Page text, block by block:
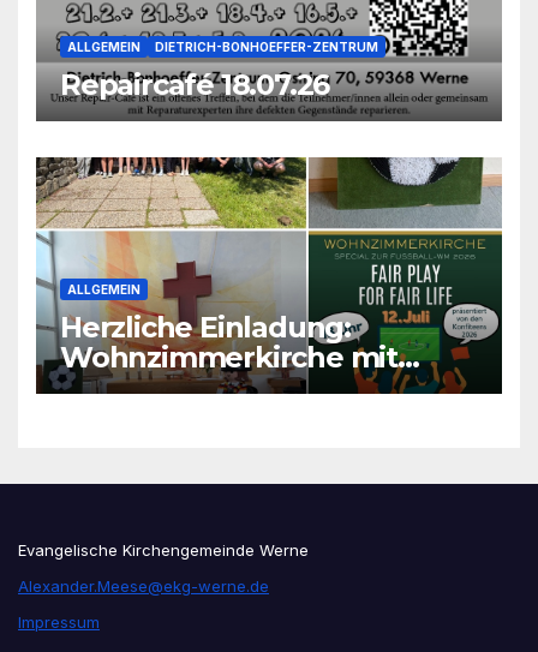
ALLGEMEIN DIETRICH-BONHOEFFER-ZENTRUM
Repaircafé 18.07.26
ALLGEMEIN
Herzliche Einladung:
Wohnzimmerkirche mit
unseren Konfis
Evangelische Kirchengemeinde Werne
Alexander.Meese@ekg-werne.de
Impressum